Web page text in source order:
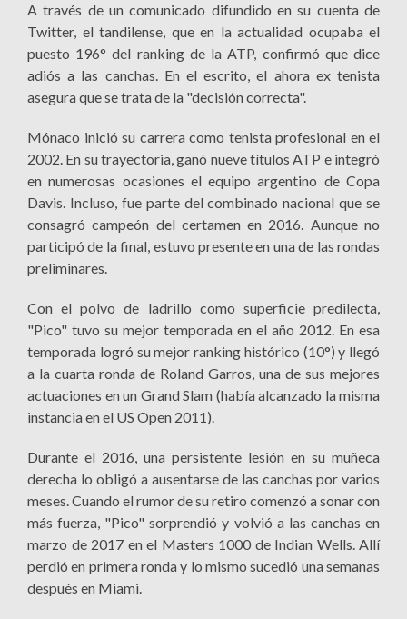
A través de un comunicado difundido en su cuenta de
Twitter, el tandilense, que en la actualidad ocupaba el
puesto 196° del ranking de la ATP, confirmó que dice
adiós a las canchas. En el escrito, el ahora ex tenista
asegura que se trata de la "decisión correcta".
Mónaco inició su carrera como tenista profesional en el
2002. En su trayectoria, ganó nueve títulos ATP e integró
en numerosas ocasiones el equipo argentino de Copa
Davis. Incluso, fue parte del combinado nacional que se
consagró campeón del certamen en 2016. Aunque no
participó de la final, estuvo presente en una de las rondas
preliminares.
Con el polvo de ladrillo como superficie predilecta,
"Pico" tuvo su mejor temporada en el año 2012. En esa
temporada logró su mejor ranking histórico (10°) y llegó
a la cuarta ronda de Roland Garros, una de sus mejores
actuaciones en un Grand Slam (había alcanzado la misma
instancia en el US Open 2011).
Durante el 2016, una persistente lesión en su muñeca
derecha lo obligó a ausentarse de las canchas por varios
meses. Cuando el rumor de su retiro comenzó a sonar con
más fuerza, "Pico" sorprendió y volvió a las canchas en
marzo de 2017 en el Masters 1000 de Indian Wells. Allí
perdió en primera ronda y lo mismo sucedió una semanas
después en Miami.